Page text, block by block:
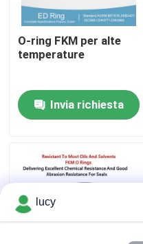
Fatory Tour
Controllo di qualità
Contattaci
Tutti i casi
O-ring FKM per alte
temperature
Invia richiesta
lucy